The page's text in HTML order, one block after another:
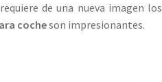
de una nueva imagen los
cocheson impresionantes.